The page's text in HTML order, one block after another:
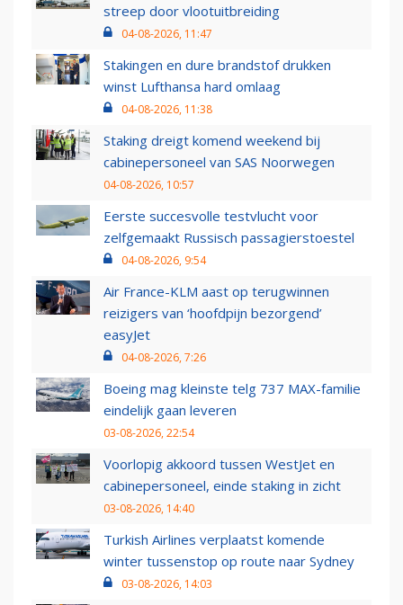
streep door vlootuitbreiding
04-08-2026, 11:47
Stakingen en dure brandstof drukken
winst Lufthansa hard omlaag
04-08-2026, 11:38
Staking dreigt komend weekend bij
cabinepersoneel van SAS Noorwegen
04-08-2026, 10:57
Eerste succesvolle testvlucht voor
zelfgemaakt Russisch passagierstoestel
04-08-2026, 9:54
Air France-KLM aast op terugwinnen
reizigers van ‘hoofdpijn bezorgend’
easyJet
04-08-2026, 7:26
Boeing mag kleinste telg 737 MAX-familie
eindelijk gaan leveren
03-08-2026, 22:54
Voorlopig akkoord tussen WestJet en
cabinepersoneel, einde staking in zicht
03-08-2026, 14:40
Turkish Airlines verplaatst komende
winter tussenstop op route naar Sydney
03-08-2026, 14:03